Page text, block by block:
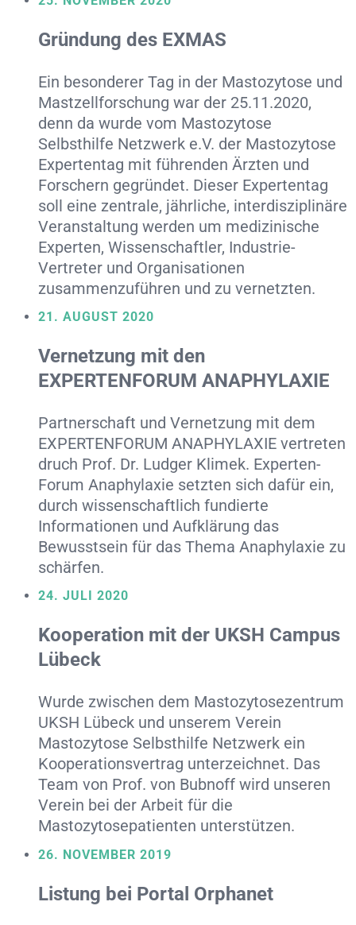
Gründung des EXMAS
Ein besonderer Tag in der Mastozytose und
Mastzellforschung war der 25.11.2020,
denn da wurde vom Mastozytose
Selbsthilfe Netzwerk e.V. der Mastozytose
Expertentag mit führenden Ärzten und
Forschern gegründet. Dieser Expertentag
soll eine zentrale, jährliche, interdisziplinäre
Veranstaltung werden um medizinische
Experten, Wissenschaftler, Industrie-
Vertreter und Organisationen
zusammenzuführen und zu vernetzten.
21. AUGUST 2020
Vernetzung mit den
EXPERTENFORUM ANAPHYLAXIE
Partnerschaft und Vernetzung mit dem
EXPERTENFORUM ANAPHYLAXIE vertreten
druch Prof. Dr. Ludger Klimek. Experten-
Forum Anaphylaxie setzten sich dafür ein,
durch wissenschaftlich fundierte
Informationen und Aufklärung das
Bewusstsein für das Thema Anaphylaxie zu
schärfen.
24. JULI 2020
Kooperation mit der UKSH Campus
Lübeck
Wurde zwischen dem Mastozytosezentrum
UKSH Lübeck und unserem Verein
Mastozytose Selbsthilfe Netzwerk ein
Kooperationsvertrag unterzeichnet. Das
Team von Prof. von Bubnoff wird unseren
Verein bei der Arbeit für die
Mastozytosepatienten unterstützen.
26. NOVEMBER 2019
Listung bei Portal Orphanet